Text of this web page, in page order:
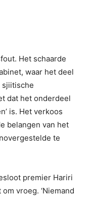
Het schaarde
waar het deel
sjiitische
dat het onderdeel
is. Het verkoos
belangen van het
te
premier Hariri
vroeg. ‘Niemand